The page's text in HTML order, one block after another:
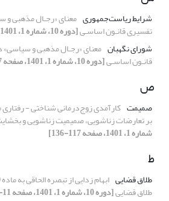
شرایط ریاست‌جمهوری معنای «رجـال مذهبی و
تفسیری قانـون اساسـی[دوره 10، شماره 1، 1401، صفحه 137-162]
شورای نگهبان معنای «رجـال مذهبی و سیاسی»
قانـون اساسـی[دوره 10، شماره 1، 1401، صفحه 137-162]
ص
صمیمت کارآمدی زوج‌درمانی شناختی - رفتاری
بر تعارضات زناشویی، صمیمیت زناشویی و
شماره 1، 1401، صفحه 117-136]
ط
طلاق قضایی
طلاق قضایی[دوره 10، شماره 1، 1401، صفحه 11-49]